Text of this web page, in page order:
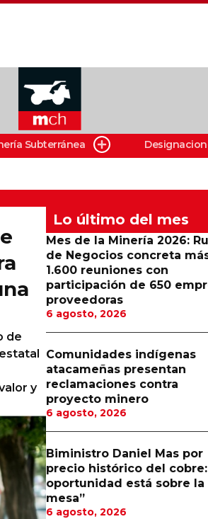
Subterránea
de
y
Lo último del mes
Mes de la Minería 2026:
de Negocios concreta
1.600 reuniones con
participación de 650
proveedoras
6 agosto, 2026
Comunidades indígenas
atacameñas presentan
reclamaciones contra
proyecto minero
6 agosto, 2026
Biministro Daniel Mas por
precio histórico del cobre:
oportunidad está sobre la
mesa”
6 agosto, 2026